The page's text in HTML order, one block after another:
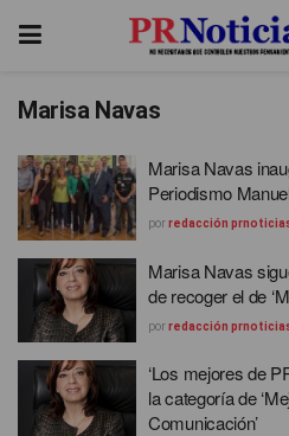
Marisa Navas
Marisa Navas
Periodismo
porredacción
Marisa Navas
de recoger el de
porredacción
‘Los mejores de
la categoría de
Comunicación’